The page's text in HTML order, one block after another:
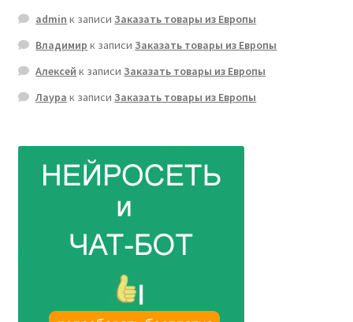
admin к записиЗаказать товары из Европы
Владимир к записиЗаказать товары из Европы
Алексей к записиЗаказать товары из Европы
Лаура к записиЗаказать товары из Европы